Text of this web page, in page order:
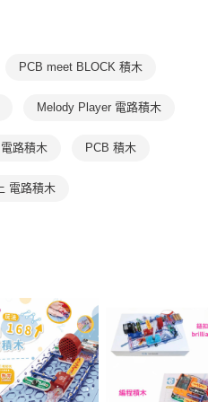
司」（以下簡稱本公司）所提供，讓
之契約關係目的，商店將以您的個人
料之確認、核對及更正。
此簡訊中的連結，可透過四大超商／
繳費，但若您需要取消訂單，請聯絡
support/home
理人或監護人之同意方可使用
者引起之損失，本公司不負相關責
據個別帳號之用戶狀況，依本公司即
度不足之情形，本公司將視審查結果
資訊註冊。若發現惡意使用之情形，
戶之使用額度並採取法律行動。
PCB meet BLOCK 積木
Melody Player 電路積木
路積木 PCB 積木
電路積木